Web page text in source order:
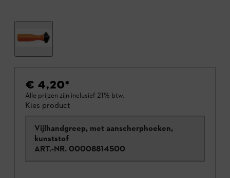
€ 4,20*
Alle prijzen zijn inclusief 21% btw.
Kies product
Vijlhandgreep, met aanscherphoeken,
kunststof
ART.-NR. 00008814500